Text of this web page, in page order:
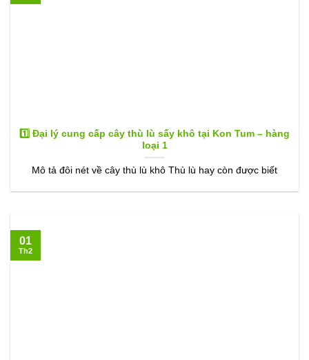
1️⃣ Đại lý cung cấp cây thù lù sấy khô tại Kon Tum – hàng
loại 1
Mô tả đôi nét về cây thù lù khô Thù lù hay còn được biết
01
Th2